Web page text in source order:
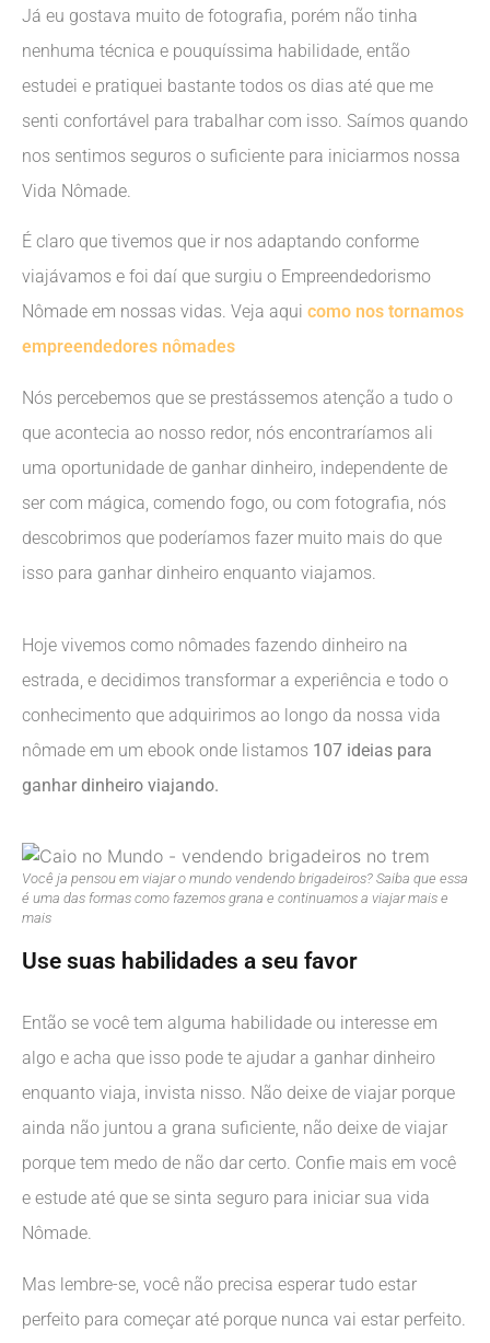
Já eu gostava muito de fotografia, porém não tinha
nenhuma técnica e pouquíssima habilidade, então
estudei e pratiquei bastante todos os dias até que me
senti confortável para trabalhar com isso. Saímos quando
nos sentimos seguros o suficiente para iniciarmos nossa
Vida Nômade.
É claro que tivemos que ir nos adaptando conforme
viajávamos e foi daí que surgiu o Empreendedorismo
Nômade em nossas vidas. Veja aqui como nos tornamos
empreendedores nômades
Nós percebemos que se prestássemos atenção a tudo o
que acontecia ao nosso redor, nós encontraríamos ali
uma oportunidade de ganhar dinheiro, independente de
ser com mágica, comendo fogo, ou com fotografia, nós
descobrimos que poderíamos fazer muito mais do que
isso para ganhar dinheiro enquanto viajamos.
Hoje vivemos como nômades fazendo dinheiro na
estrada, e decidimos transformar a experiência e todo o
conhecimento que adquirimos ao longo da nossa vida
nômade em um ebook onde listamos 107 ideias para
ganhar dinheiro viajando.
Você ja pensou em viajar o mundo vendendo brigadeiros? Saiba que essa
é uma das formas como fazemos grana e continuamos a viajar mais e
mais
Use suas habilidades a seu favor
Então se você tem alguma habilidade ou interesse em
algo e acha que isso pode te ajudar a ganhar dinheiro
enquanto viaja, invista nisso. Não deixe de viajar porque
ainda não juntou a grana suficiente, não deixe de viajar
porque tem medo de não dar certo. Confie mais em você
e estude até que se sinta seguro para iniciar sua vida
Nômade.
Mas lembre-se, você não precisa esperar tudo estar
perfeito para começar até porque nunca vai estar perfeito.